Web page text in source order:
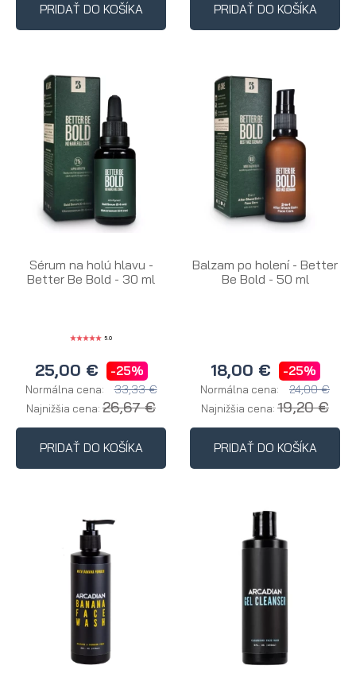
PRIDAŤ DO KOŠÍKA PRIDAŤ DO KOŠÍKA
Sérum na holú hlavu -
Better Be Bold - 30 ml
5.0
25,00 € -25%
Normálna cena: 33,33 €
Najnižšia cena: 26,67 €
PRIDAŤ DO KOŠÍKA
Balzam po holení - Better
Be Bold - 50 ml
18,00 € -25%
Normálna cena: 24,00 €
Najnižšia cena: 19,20 €
PRIDAŤ DO KOŠÍKA